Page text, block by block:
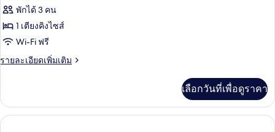
พัก
ประตู
เชื่อม
ถึงกัน
ของ
ห้อง
คลับ
สตู
โอ
สวีท
พักได้ 3 คน
1 เตียงคิงไซส์
Wi-Fi ฟรี
รายละเอียดเพิ่มเติม
ราย
เกี่ยว
กับ
ห้อง
เลือกวันที่เพื่อดูราคา